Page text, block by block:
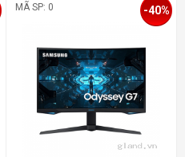
MÃ SP: 0 -40%